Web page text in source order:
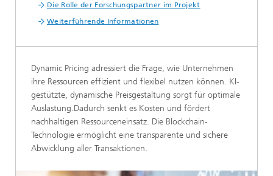
Die Rolle der Forschungspartner im Projekt
Weiterführende Informationen
Dynamic Pricing adressiert die Frage, wie Unternehmen
ihre Ressourcen effizient und flexibel nutzen können. KI-
gestützte, dynamische Preisgestaltung sorgt für optimale
Auslastung.Dadurch senkt es Kosten und fördert
nachhaltigen Ressourceneinsatz. Die Blockchain-
Technologie ermöglicht eine transparente und sichere
Abwicklung aller Transaktionen.